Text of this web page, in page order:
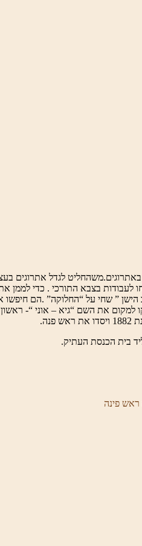
התגורר בצפת ועסק בסחר
” שחי על “החלוקה” .הם חיפשו
למקום את השם “גיא – אוני “-
בית הכנסת העתיק.
ראש פינה